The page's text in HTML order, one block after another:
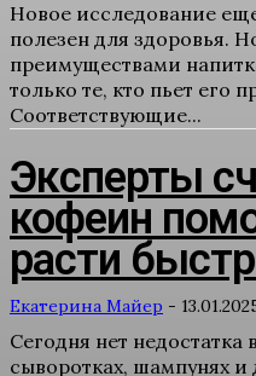
Новое исследование
полезен для здоровья.
преимуществами
только те, кто пьет его
Соответствующие...
Эксперты
кофеин
расти
Екатерина Майер -
Сегодня нет недостатка
сыворотках, шампунях